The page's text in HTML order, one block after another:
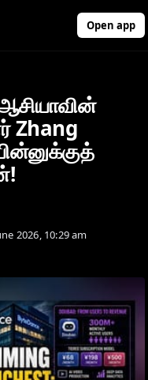
Open app
Zhang
2026, 10:29 am